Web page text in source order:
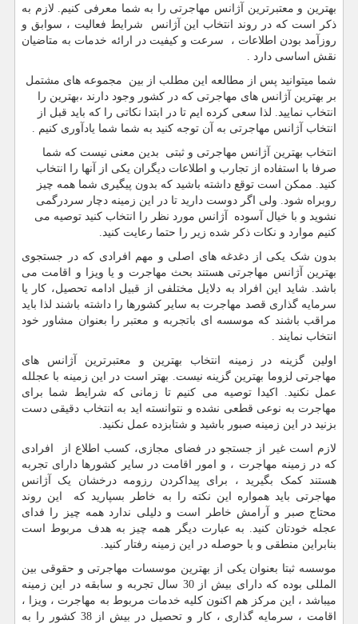
بهترین و معتبرترین آژانس مهاجرتی را به شما معرفی کنیم. لازم به
ذکر است که در روند انتخاب این آژانس شرایط فعالیت ، سوابق و
روزآمد بودن اطلاعات ، سرعت و کیفیت در ارائه خدمات به متاضیان
نقش اساسی دارد .
شما میتوانید پس از مطالعه این مطلب از بین مجموعه های مشتمل
بر بهترین آژانس های مهاجرتی که در کشور وجود دارند ،بهترین را
انتخاب نمایید. لذا سعی کرده ایم تا در ابتدا نکاتی را که باید قبل از
انتخاب آژانس مهاجرتی به آن توجه کنید به شما شما یادآوری کنیم .
انتخاب بهترین آژانس مهاجرتی و ثبتی بدین معنی نیست که شما
صرفا با استفاده از تجارب و اطلاعات دیگران یکی از آنها را انتخاب
کنید. ممکن است توقع داشته باشید که بدون پیگیری شما همه چیز
روبراه شود. ولی اگر دوست دارید تا در این زمینه دچار سردرگمی
نشوید و با خیال آسوده آژانس مورد نظر را انتخاب کنید توصیه می
کنیم موارد و نکات ذکر شده زیر را حتما رعایت کنید.
بدون شک یکی از دغدغه های اصلی و مهم افرادی که در جستجوی
بهترین آژانس مهاجرتی هستند بحث مهاجرت و یا ویزا و اقامت می
باشد. شاید این افراد به دلایل مختلفی از قبیل ادامه تحصیل، کار یا
سرمایه گذاری قصد مهاجرت به سایر کشورها را داشته باشند لذا باید
مراقب باشند که موسسه ای باتجربه و معتبر را بعنوان مشاور خود
انتخاب نمایند .
اولین گزینه در زمینه انتخاب بهترین و معتبرترین آژانس های
مهاجرتی لزوما بهترین گزینه نیست. بهتر است در این زمینه با عجلله
عمل نکنید. اکیدا توصیه می کنیم تا زمانی که شرایط شما برای
مهاجرت به نوعی قطعی نشده و نتوانسته اید به انتخاب دقیقی دست
بزنید در این زمینه صبور باشید و شتابزده عمل نکنید.
لازم است غیر از جستجو در فضای مجازی، کسب اطلاع از افرادی
که در زمینه مهاجرت ، و امور اقامت در سایر کشورها دارای تجربه
هستند کمک بگیرید ، برای پیداکردن رزومه درخشان یک آژانس
مهاجرتی باید همواره این نکته را به خاطر بسپارید که این روند
محتاج صبر و آرامش خاطر است و دلیلی ندارد همه چیز را فدای
عجله خودتان کنید. به عبارت دیگر همه چیز به هدف مربوط است
بنابراین منطقی و با حوصله در این زمینه رفتار کنید.
موسسه ثبتا بعنوان یکی از بهترین موسسات مهاجرتی و حقوقی بین
المللی بوده که دارای بیش از 30 سال تجربه و سابقه در این زمینه
میباشد ، این مرکز هم اکنون کلیه خدمات مربوط به مهاجرت ، ویزا ،
اقامت ، سرمایه گذاری ، کار و تحصیل در بیش از 38 کشور را به